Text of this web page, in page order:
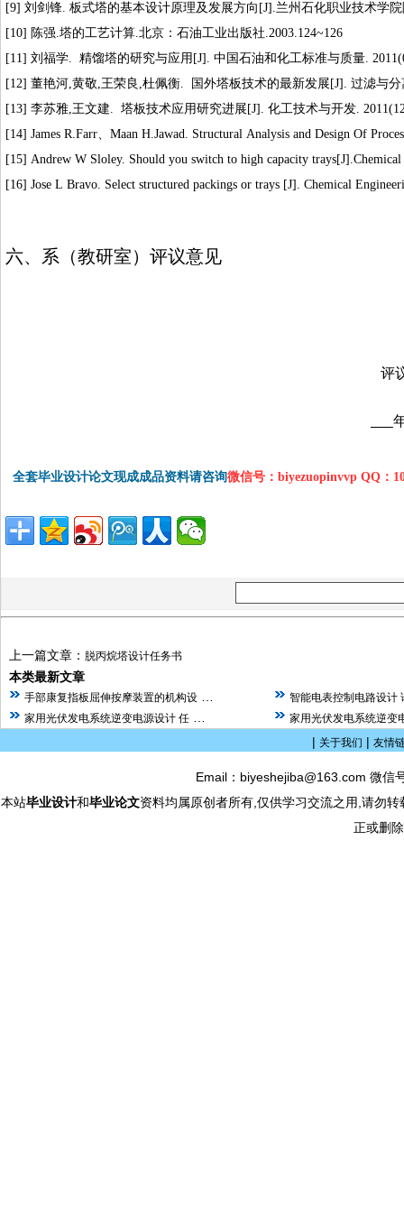
[9] 刘剑锋. 板式塔的基本设计原理及发展方向 [J] .兰州石化职业技术学
[10] 陈强.塔的工艺计算.北京：石油工业出版社.2003.124~126
[11] 刘福学. 精馏塔的研究与应用 [J]. 中国石油和化工标准与质量.
[12] 董艳河,黄敬,王荣良 ,杜佩衡. 国外塔板技术的最新发展 [J]. 过滤与分
[13] 李苏雅,王文建. 塔板技术应用研究进展 [J]. 化工技术与开发.
[14] James R.Farr、 Maan H.Jawad. Structural Analysis and Design Of
[15] Andrew W Sloley. Should you switch to high capacity trays[J].Chemical
[16] Jose L Bravo. Select structured packings or trays [J]. Chemical
六、系（教研室）评议意见
评
全套毕业设计论文现成成品资料请咨询微信号：biyezuopinvvp QQ
上一篇文章： 脱丙烷塔设计任务书
本类最新文章
手部康复指板屈伸按摩装置的机构设
智能电表控制电路设计
家用光伏发电系统逆变电源设计 任
家用光伏发电系统逆变
| 关于我们 | 友情
Email：biyeshejiba@163.com 微
本站毕业设计和毕业论文资料均属原创者所有,仅供学习交流之用,请勿
正或删